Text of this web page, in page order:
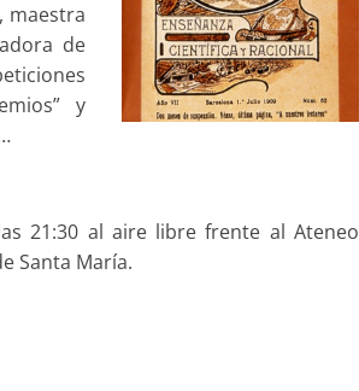
maestra
de
y
21:30 al aire libre frente al Ateneo
Santa María.